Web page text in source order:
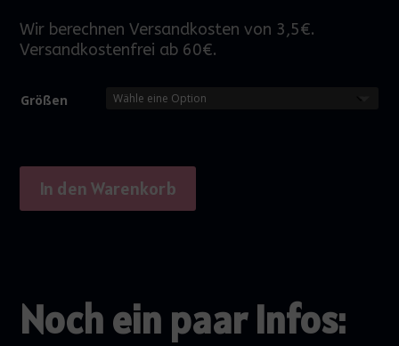
Wir berechnen Versandkosten von 3,5€.
Versandkostenfrei ab 60€.
Größen
In den Warenkorb
Noch ein paar Infos: